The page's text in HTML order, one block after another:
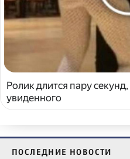
Ролик длится пару
увиденного
ПОСЛЕДНИЕ НОВОСТИ